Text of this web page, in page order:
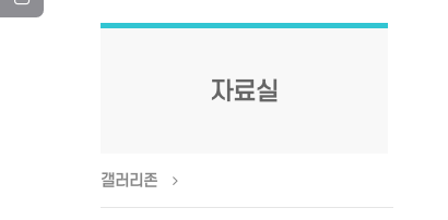
자료실
갤러리존